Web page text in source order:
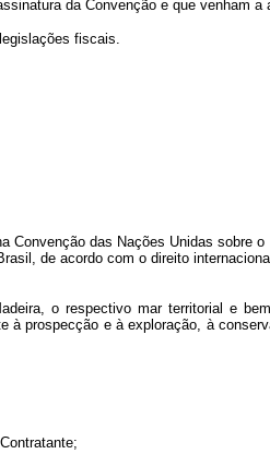
da Convenção e que venham a
fiscais.
das Nações Unidas sobre o
de acordo com o direito
o respectivo mar territorial e
prospecção e à exploração, à